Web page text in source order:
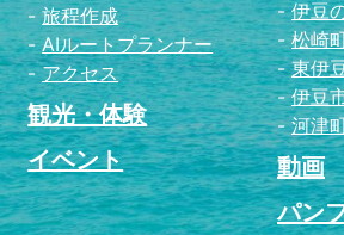
旅程作成
AIルートプランナー
アクセス
観光・体験
イベント
伊豆
松崎
東伊
伊豆
河津
動画
パン